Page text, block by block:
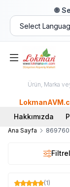
🌐
Hakkımızda
Ana Sayfa
%17
(1)